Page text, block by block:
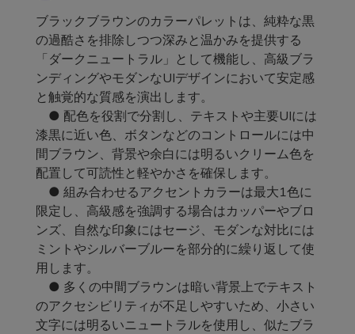
ブラックブラウンのカラーパレットは、純粋な黒
の過酷さを排除しつつ深みと温かみを提供する
「ダークニュートラル」として機能し、高級ブラ
ンディングやモダンなUIデザインにおいて安定感
と触覚的な質感を演出します。
● 配色を役割で分割し、テキストや主要UIには
漆黒に近い色、ボタンなどのコントロールには中
間ブラウン、背景や余白には明るいクリーム色を
配置して可読性と軽やかさを確保します。
● 組み合わせるアクセントカラーは最大1色に
限定し、高級感を強調する場合はカッパーやブロ
ンズ、自然な印象にはセージ、モダンな対比には
ミントやシルバーブルーを部分的に繰り返して使
用します。
● 多くの中間ブラウンは暗い背景上でテキスト
のアクセシビリティが不足しやすいため、小さい
文字には明るいニュートラルを使用し、似たブラ